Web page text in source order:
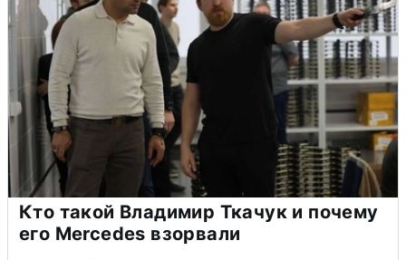
Кто такой Владимир Ткачук и почему
его Mercedes взорвали